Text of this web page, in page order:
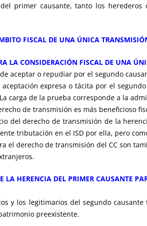
primer causante, tanto los
FISCAL DE UNA ÚNICA
LA CONSIDERACIÓN FISCAL DE UNA
aceptar o repudiar por el segundo
expresa o tácita por el
carga de la prueba corresponde a la
de transmisión es más beneficioso
del derecho de transmisión de la
tributación en el ISD por ella, pero
el derecho de transmisión del CC son
LA HERENCIA DEL PRIMER CAUSANTE
y los legitimarios del segundo
preexistente.